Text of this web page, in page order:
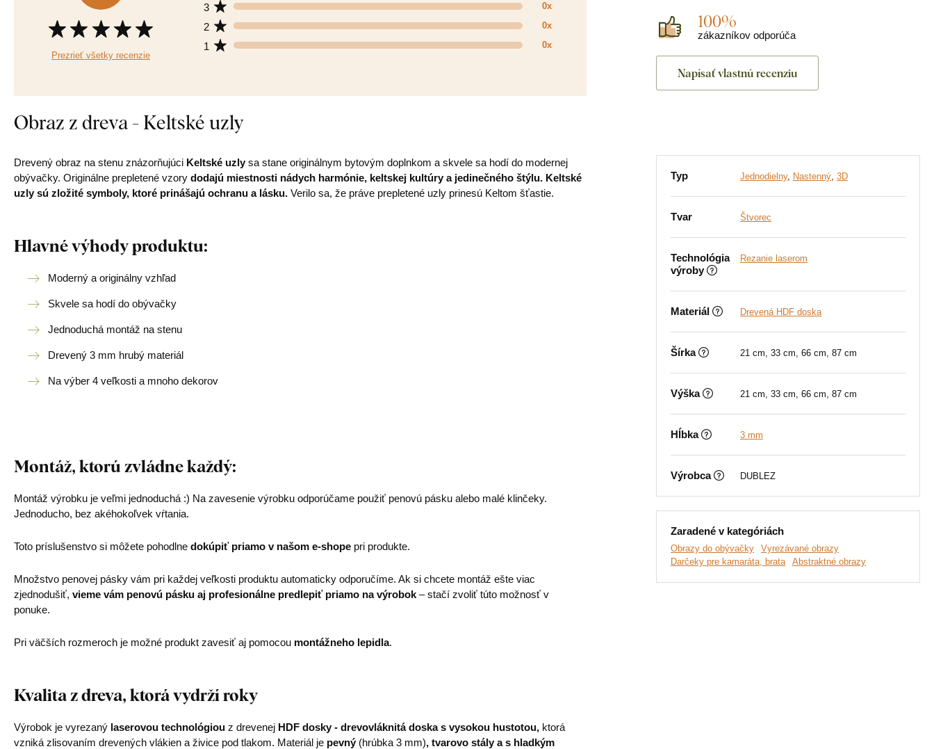
Prezrieť všetky recenzie
1 0x
2 0x
3 0x
100%
zákazníkov odporúča
Napísať vlastnú recenziu
Obraz z dreva - Keltské uzly
Drevený obraz na stenu znázorňujúci Keltské uzly sa stane originálnym bytovým doplnkom a skvele sa hodí do modernej
obývačky. Originálne prepletené vzory dodajú miestnosti nádych harmónie, keltskej kultúry a jedinečného štýlu. Keltské
uzly sú zložité symboly, ktoré prinášajú ochranu a lásku. Verilo sa, že práve prepletené uzly prinesú Keltom šťastie.
Hlavné výhody produktu:
Moderný a originálny vzhľad
Skvele sa hodí do obývačky
Jednoduchá montáž na stenu
Drevený 3 mm hrubý materiál
Na výber 4 veľkosti a mnoho dekorov
Montáž, ktorú zvládne každý:
Montáž výrobku je veľmi jednoduchá :) Na zavesenie výrobku odporúčame použiť penovú pásku alebo malé klinčeky.
Jednoducho, bez akéhokoľvek vŕtania.
Toto príslušenstvo si môžete pohodlne dokúpiť priamo v našom e-shope pri produkte.
Množstvo penovej pásky vám pri každej veľkosti produktu automaticky odporučíme. Ak si chcete montáž ešte viac
zjednodušiť, vieme vám penovú pásku aj profesionálne predlepiť priamo na výrobok – stačí zvoliť túto možnosť v
ponuke.
Pri väčších rozmeroch je možné produkt zavesiť aj pomocou montážneho lepidla.
Kvalita z dreva, ktorá vydrží roky
Výrobok je vyrezaný laserovou technológiou z drevenej HDF dosky - drevovláknitá doska s vysokou hustotou, ktorá
vzniká zlisovaním drevených vlákien a živice pod tlakom. Materiál je pevný (hrúbka 3 mm), tvarovo stály a s hladkým
Typ Jednodielny, Nastenný, 3D
Tvar Štvorec
Technológia
výroby
Rezanie laserom
Materiál Drevená HDF doska
Šírka 21 cm, 33 cm, 66 cm, 87 cm
Výška 21 cm, 33 cm, 66 cm, 87 cm
Hĺbka 3 mm
Výrobca DUBLEZ
Zaradené v kategóriách
Obrazy do obývačky
Vyrezávané obrazy
Darčeky pre kamaráta, brata
Abstraktné obrazy